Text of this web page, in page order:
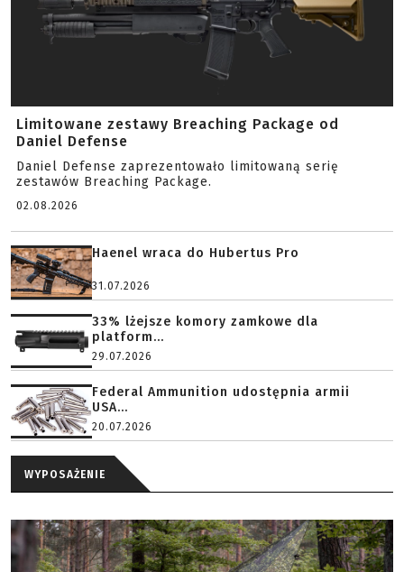
Limitowane zestawy Breaching Package od
Daniel Defense
Daniel Defense zaprezentowało limitowaną serię
zestawów Breaching Package.
02.08.2026
Haenel wraca do Hubertus Pro
31.07.2026
33% lżejsze komory zamkowe dla
platform...
29.07.2026
Federal Ammunition udostępnia armii
USA...
20.07.2026
WYPOSAŻENIE